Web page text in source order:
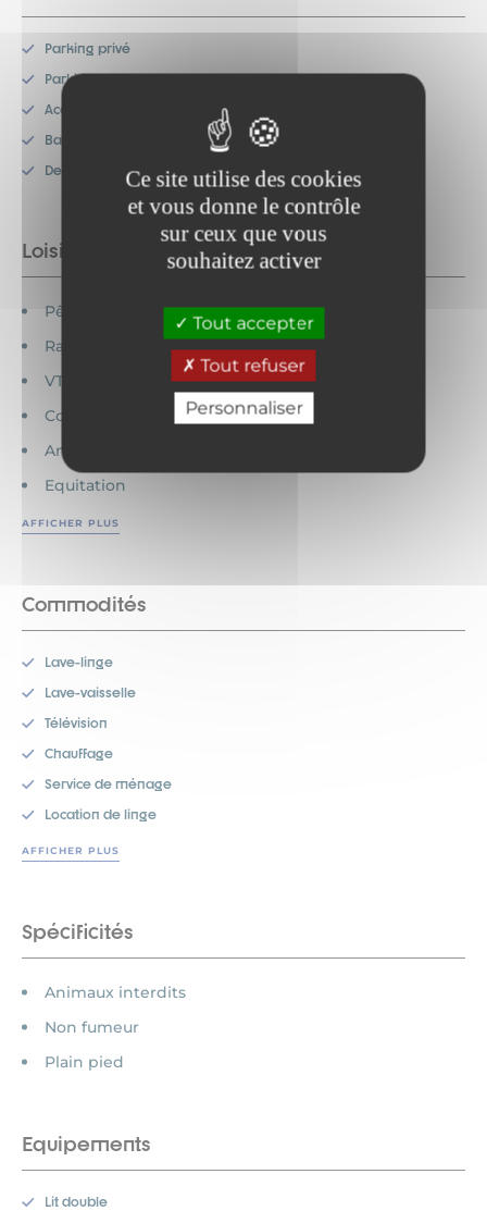
Ce site utilise des cookies
et vous donne le contrôle
sur ceux que vous
souhaitez activer
Tout accepter
Tout refuser
Personnaliser
Parking privé
Parking
Accès internet
Balcon
Deux WC
Loisirs à proximité
Pêche
Randonnée
VTT
Commerces
Animations
Equitation
AFFICHER PLUS
Commodités
Lave-linge
Lave-vaisselle
Télévision
Chauffage
Service de ménage
Location de linge
AFFICHER PLUS
Spécificités
Animaux interdits
Non fumeur
Plain pied
Equipements
Lit double